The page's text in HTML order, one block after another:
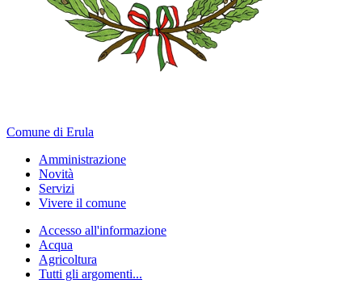
Comune di Erula
Amministrazione
Novità
Servizi
Vivere il comune
Accesso all'informazione
Acqua
Agricoltura
Tutti gli argomenti...